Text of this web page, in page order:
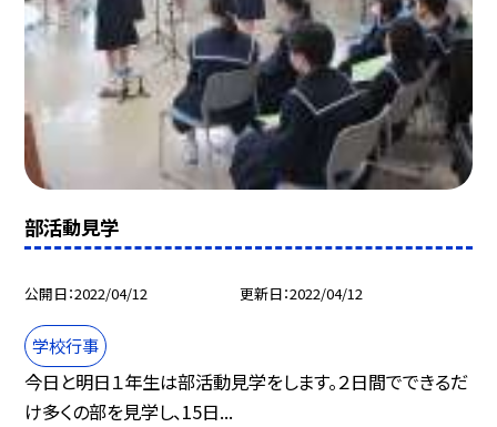
部活動見学
公開日 2022/04/12 更新日 2022/04/12
学校行事
今日と明日１年生は部活動見学をします。２日間でできるだ
け多くの部を見学し、15日...